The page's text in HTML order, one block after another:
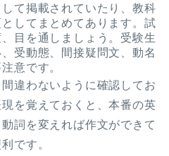
て掲載されていたり、教科
してまとめてあります。試
目を通しましょう。 受験生
受動態、間接疑問文、動名
意です。
違わないように確認してお
を覚えておくと、本番の英
詞を変えれば作文ができて
です。